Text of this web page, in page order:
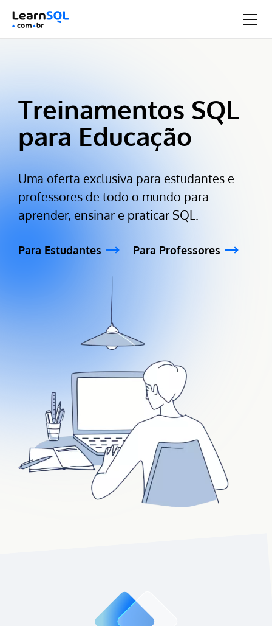
Treinamentos SQL
para Educação
Uma oferta exclusiva para estudantes e
professores de todo o mundo para
aprender, ensinar e praticar SQL.
Para Estudantes Para Professores